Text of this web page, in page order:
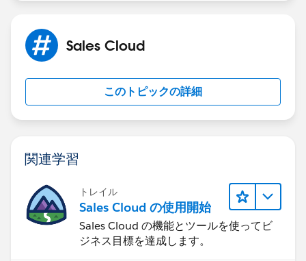
Sales Cloud
このトピックの詳細
関連学習
トレイル
Sales Cloud の使用開始
Sales Cloud の機能とツールを使ってビ
ジネス目標を達成します。